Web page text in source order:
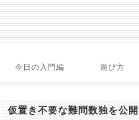
今日の入門編 遊び方
仮置き不要な難問数独を公開